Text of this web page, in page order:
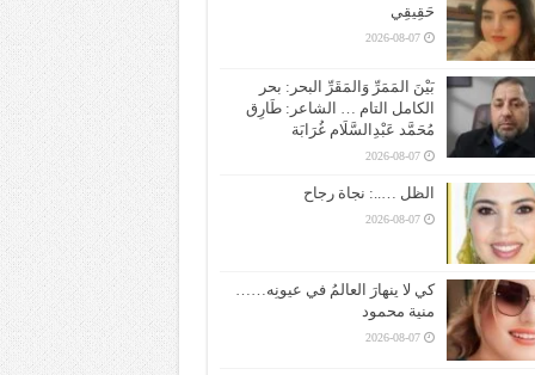
حَقِيقِي
2026-08-07
بَيْنَ المَمَرِّ وَالمَقَرِّ البحر: بحر
الكامل التام … الشاعر: طَارِق
مُحَمَّد عَبْدِالسَّلَام غُرَابَة
2026-08-07
الظل …..: نجاة رجاح
2026-08-07
كي لا ينهارَ العالمُ في عيونِه……
منية محمود
2026-08-07